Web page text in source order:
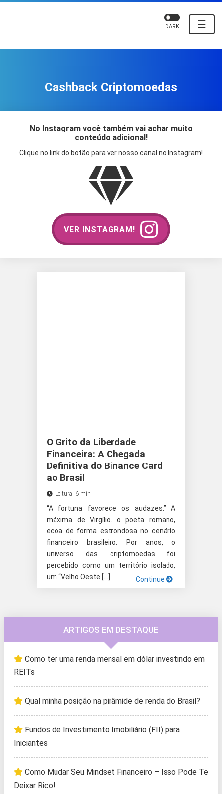
☰
DARK
Cashback Criptomoedas
No Instagram você também vai achar muito
conteúdo adicional!
Clique no link do botão para ver nosso canal no Instagram!
VER INSTAGRAM!
O Grito da Liberdade
Financeira: A Chegada
Definitiva do Binance Card
ao Brasil
Leitura: 6 min
“A fortuna favorece os audazes.” A
máxima de Virgílio, o poeta romano,
ecoa de forma estrondosa no cenário
financeiro brasileiro. Por anos, o
universo das criptomoedas foi
percebido como um território isolado,
um “Velho Oeste […]
Continue
ARTIGOS EM DESTAQUE
Como ter uma renda mensal em dólar investindo em
REITs
Qual minha posição na pirâmide de renda do Brasil?
Fundos de Investimento Imobiliário (FII) para
Iniciantes
Como Mudar Seu Mindset Financeiro – Isso Pode Te
Deixar Rico!